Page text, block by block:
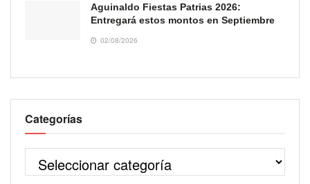
Aguinaldo Fiestas Patrias 2026:
Entregará estos montos en Septiembre
02/08/2026
Categorías